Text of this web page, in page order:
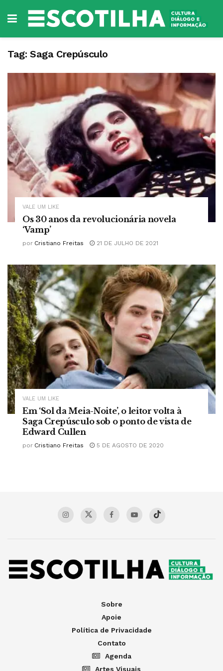
Tag: Saga Crepúsculo
VALE UM LIKE
Os 30 anos da revolucionária novela
‘Vamp’
por Cristiano Freitas 21 DE JULHO DE 2021
VALE UM LIKE
Em ‘Sol da Meia-Noite’, o leitor volta à
Saga Crepúsculo sob o ponto de vista de
Edward Cullen
por Cristiano Freitas 5 DE AGOSTO DE 2020
Sobre
Apoie
Política de Privacidade
Contato
Agenda
Artes Visuais